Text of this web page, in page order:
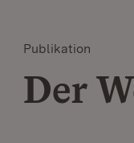
Publikation
Der